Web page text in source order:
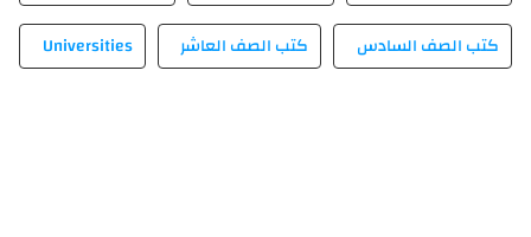
كتب الصف السادس كتب الصف العاشر Universities